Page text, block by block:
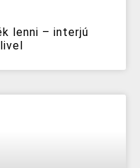
lenni – interjú